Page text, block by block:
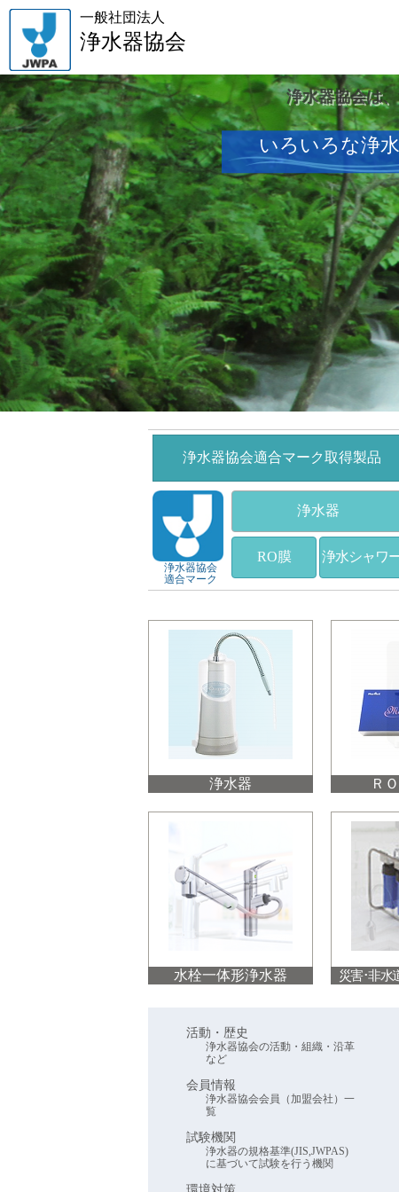
一般社団法人
浄水器協会
浄水器協会適合マーク取得製品
浄水器協会
適合マーク
浄水器
RO膜 浄水シャワ
浄水器 Ｒ
水栓一体形浄水器 災害･非水
活動・歴史
浄水器協会の活動・組織・沿革
など
会員情報
浄水器協会会員（加盟会社）一
覧
試験機関
浄水器の規格基準(JIS,JWPAS)
に基づいて試験を行う機関